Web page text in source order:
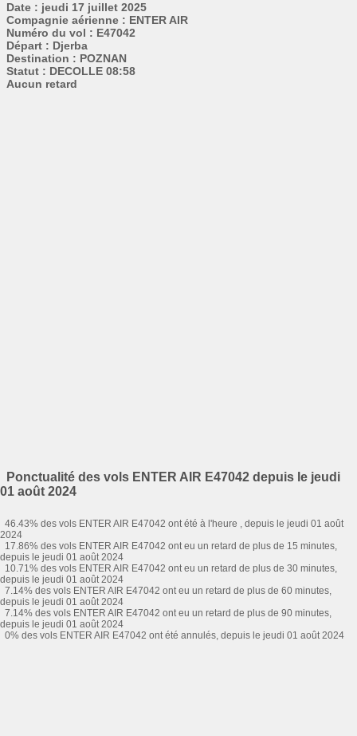
Date : jeudi 17 juillet 2025
Compagnie aérienne : ENTER AIR
Numéro du vol : E47042
Départ : Djerba
Destination : POZNAN
Statut : DECOLLE 08:58
Aucun retard
Ponctualité des vols ENTER AIR E47042 depuis le jeudi
01 août 2024
46.43% des vols ENTER AIR E47042 ont été à l'heure , depuis le jeudi 01 août
2024
17.86% des vols ENTER AIR E47042 ont eu un retard de plus de 15 minutes,
depuis le jeudi 01 août 2024
10.71% des vols ENTER AIR E47042 ont eu un retard de plus de 30 minutes,
depuis le jeudi 01 août 2024
7.14% des vols ENTER AIR E47042 ont eu un retard de plus de 60 minutes,
depuis le jeudi 01 août 2024
7.14% des vols ENTER AIR E47042 ont eu un retard de plus de 90 minutes,
depuis le jeudi 01 août 2024
0% des vols ENTER AIR E47042 ont été annulés, depuis le jeudi 01 août 2024